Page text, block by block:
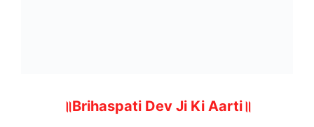
॥Brihaspati Dev Ji Ki Aarti॥